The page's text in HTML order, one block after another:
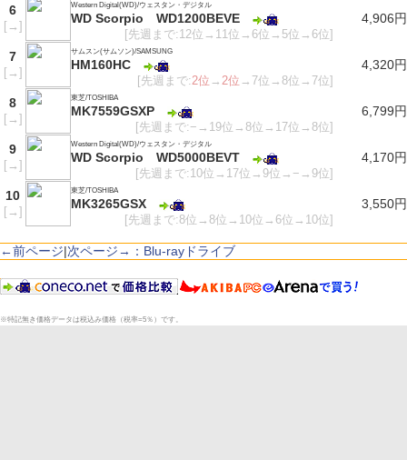
6
[→ ]
Western Digital(WD)/ウェスタン・デジタル
WD Scorpio WD1200BEVE
[先週まで:12位→11位→6位→5位→6位]
4,906円
7
[→ ]
サムスン(サムソン)/SAMSUNG
HM160HC
[先週まで:2位 →2位 →7位→8位→7位]
4,320円
8
[→ ]
東芝/TOSHIBA
MK7559GSXP
[先週まで:−→19位→8位→17位→8位]
6,799円
9
[→ ]
Western Digital(WD)/ウェスタン・デジタル
WD Scorpio WD5000BEVT
[先週まで:10位→17位→9位→−→9位]
4,170円
10
[→ ]
東芝/TOSHIBA
MK3265GSX
[先週まで:8位→8位→10位→6位→10位]
3,550円
←前ページ|次ページ→：Blu-rayドライブ
※特記無き価格データは税込み価格（税率=5％）です。